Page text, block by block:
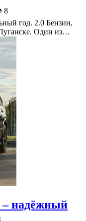
8
год. 2.0 Бензин,
Один из…
надёжный